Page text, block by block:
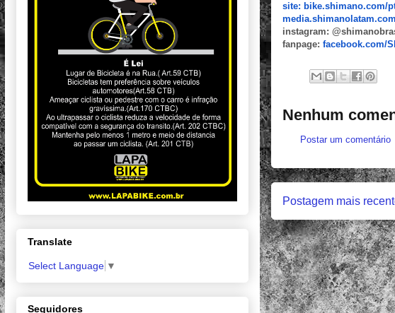
site: bike.shimano.com/
instagram:
fanpage: facebook.com/
Nenhum
Postar um comentário
Postagem mais
Translate
Select Language ▼
Seguidores